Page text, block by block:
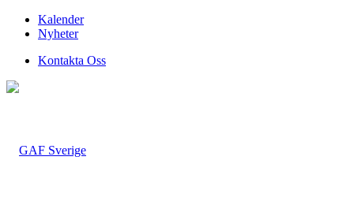
Kalender
Nyheter
Kontakta Oss